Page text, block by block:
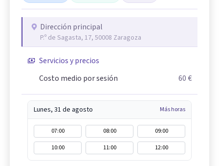
Dirección principal
P.º de Sagasta, 17, 50008 Zaragoza
Servicios y precios
Costo medio por sesión
60 €
Lunes, 31 de agosto Más horas
07:00 08:00
09:00
10:00
11:00 12:00